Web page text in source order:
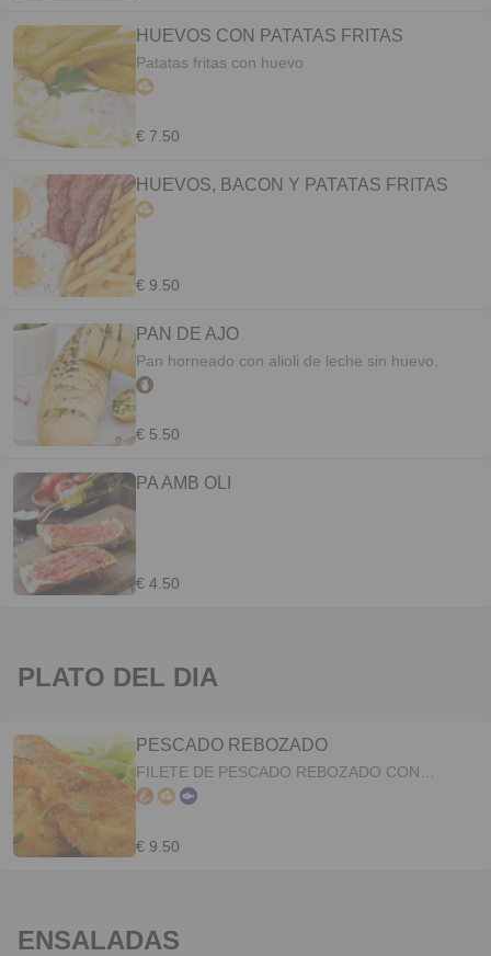
HUEVOS CON PATATAS FRITAS
Patatas fritas con huevo
€ 7.50
HUEVOS, BACON Y PATATAS FRITAS
€ 9.50
PAN DE AJO
Pan horneado con alioli de leche sin huevo.
€ 5.50
PA AMB OLI
€ 4.50
PLATO DEL DIA
PESCADO REBOZADO
FILETE DE PESCADO REBOZADO CON
PATATAS Y ENSALADO
€ 9.50
ENSALADAS